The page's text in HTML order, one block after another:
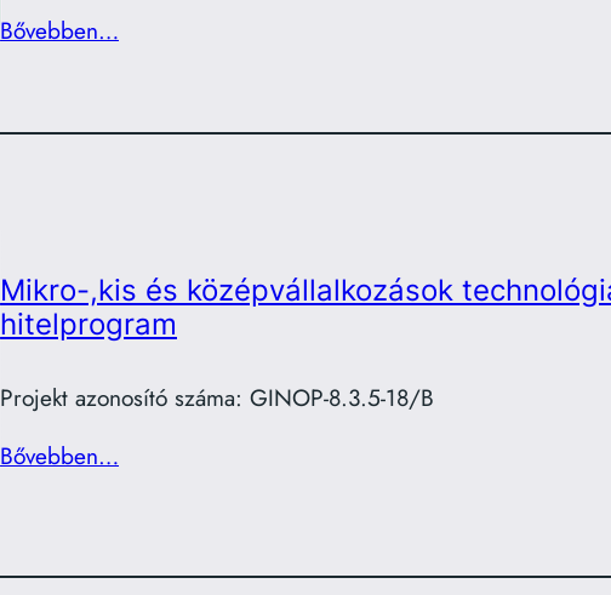
Bővebben…
Mikro-,kis és középvállalkozások
hitelprogram
Projekt azonosító száma: GINOP-8.3.5-18/B
Bővebben…